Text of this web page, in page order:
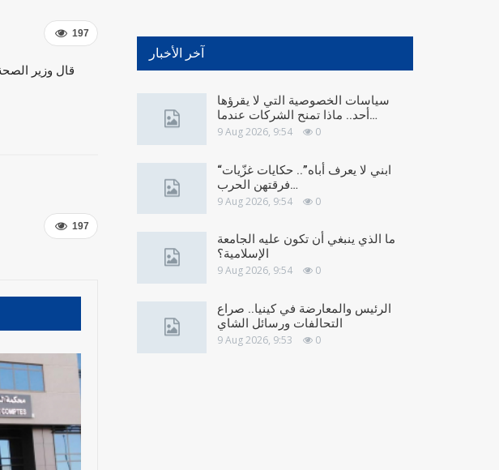
197
197
آخر الأخبار
سياسات الخصوصية التي لا يقرؤها
أحد.. ماذا تمنح الشركات عندما…
9 Aug 2026, 9:54 0
“ابني لا يعرف أباه”.. حكايات غزّيات
فرقتهن الحرب…
9 Aug 2026, 9:54 0
ما الذي ينبغي أن تكون عليه الجامعة
الإسلامية؟
9 Aug 2026, 9:54 0
الرئيس والمعارضة في كينيا.. صراع
التحالفات ورسائل الشاي
9 Aug 2026, 9:53 0